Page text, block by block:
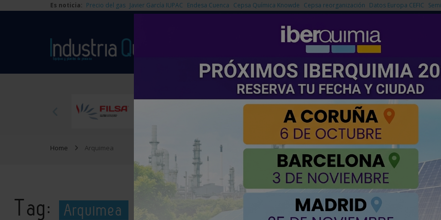
Es noticia: Precio del gas Javier García IUPAC Endesa Cuenca Cepsa Química Knowde Cepsa reorganización Datos Europa CEFIC
NOTICIAS PRODUCTOS
EMPRESAS PREMIUM
Home Arquimea
Tag: Arquimea